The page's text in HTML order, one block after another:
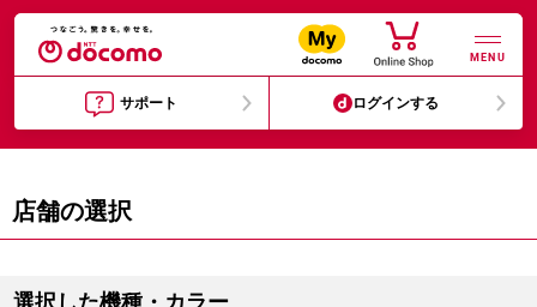
MENU
サポート ログインする
店舗の選択
選択した機種・カラー